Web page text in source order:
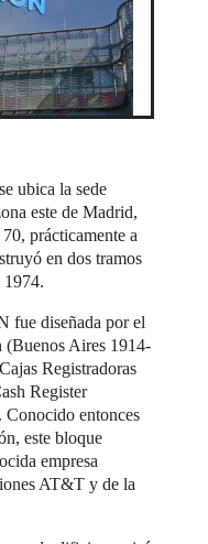
ubica la sede
este de Madrid,
prácticamente a
en dos tramos
1974.
fue diseñada por el
(Buenos Aires 1914-
Registradoras
Register
Conocido entonces
este bloque
empresa
AT&T y de la